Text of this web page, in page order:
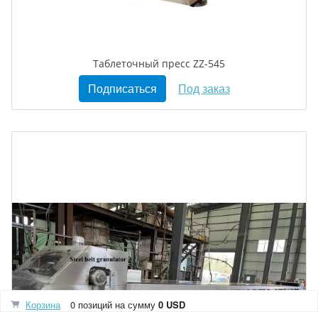
Таблеточный пресс ZZ-545
Подписаться Под заказ
Корзина 0 позиций на сумму 0 USD